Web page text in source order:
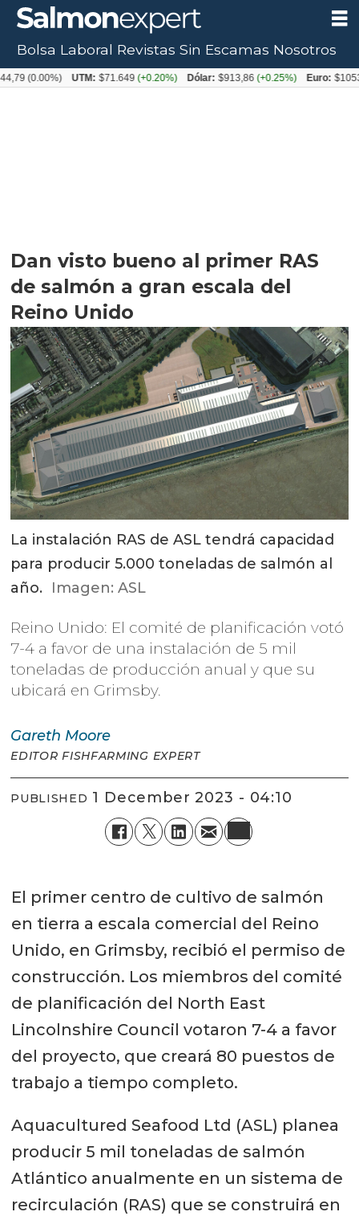
Dan visto bueno al primer RAS
de salmón a gran escala del
Reino Unido
La instalación RAS de ASL tendrá capacidad
para producir 5.000 toneladas de salmón al
año. Imagen: ASL
Reino Unido: El comité de planificación votó
7-4 a favor de una instalación de 5 mil
toneladas de producción anual y que su
ubicará en Grimsby.
Gareth Moore
EDITOR FISHFARMING EXPERT
PUBLISHED 1 December 2023 - 04:10
El primer centro de cultivo de salmón
en tierra a escala comercial del Reino
Unido, en Grimsby, recibió el permiso de
construcción. Los miembros del comité
de planificación del North East
Lincolnshire Council votaron 7-4 a favor
del proyecto, que creará 80 puestos de
trabajo a tiempo completo.
Aquacultured Seafood Ltd (ASL) planea
producir 5 mil toneladas de salmón
Atlántico anualmente en un sistema de
recirculación (RAS) que se construirá en
Bolsa Laboral Revistas Sin Escamas Nosotros
UTM: $71.649 (+0.20%) Dólar: $913,86 (+0.25%) Euro: $1053,08(-